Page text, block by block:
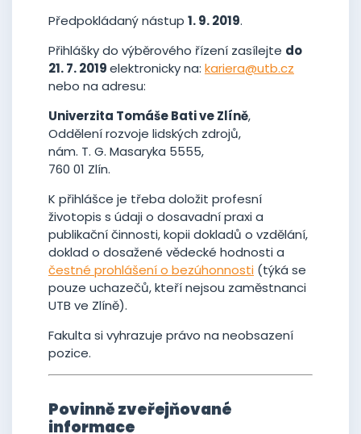
Předpokládaný nástup 1. 9. 2019.
Přihlášky do výběrového řízení zasílejte do
21. 7. 2019elektronicky na: kariera@utb.cz
nebo na adresu:
Univerzita Tomáše Bati ve Zlíně,
Oddělení rozvoje lidských zdrojů,
nám. T. G. Masaryka 5555,
760 01 Zlín.
K přihlášce je třeba doložit profesní
životopis s údaji o dosavadní praxi a
publikační činnosti, kopii dokladů o vzdělání,
doklad o dosažené vědecké hodnosti a
čestné prohlášení o bezúhonnosti (týká se
pouze uchazečů, kteří nejsou zaměstnanci
UTB ve Zlíně).
Fakulta si vyhrazuje právo na neobsazení
pozice.
Povinně zveřejňované
informace